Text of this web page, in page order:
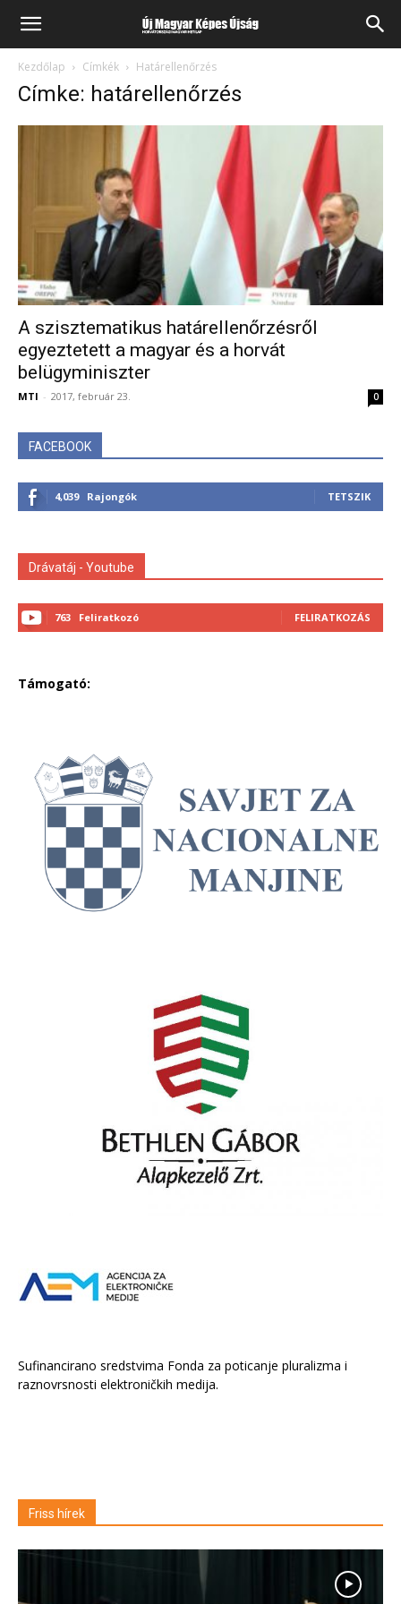
Kezdőlap Címkék Határellenőrzés
Címke: határellenőrzés
A szisztematikus határellenőrzésről
egyeztetett a magyar és a horvát
belügyminiszter
MTI - 2017, február 23. 0
FACEBOOK
4,039 Rajongók TETSZIK
Drávatáj - Youtube
763 Feliratkozó FELIRATKOZÁS
Támogató:
Sufinancirano sredstvima Fonda za poticanje pluralizma i
raznovrsnosti elektroničkih medija.
Friss hírek